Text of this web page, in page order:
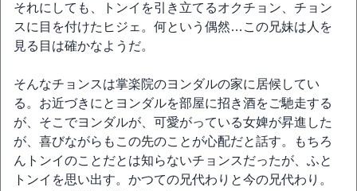
それにしても、トンイを引き立てるオクチョン、チョン
スに目を付けたヒジェ。何という偶然…この兄妹は人を
見る目は確かなようだ。
そんなチョンスは掌楽院のヨンダルの家に居候してい
る。お近づきにとヨンダルを部屋に招き酒をご馳走する
が、そこでヨンダルが、可愛がっている女婢が昇進した
が、喜びながらもこの先のことが心配だと話す。もちろ
んトンイのことだとは知らないチョンスだったが、ふと
トンイを思い出す。かつての兄代わりと今の兄代わり。